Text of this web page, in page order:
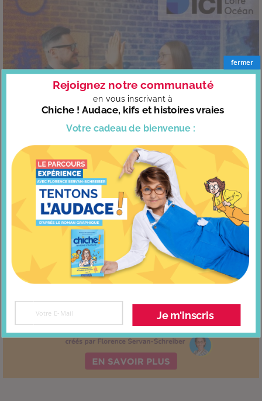
Interview : Bienvenue chez vous
Votre cadeaude bienvenue :
Rejoignez notre communauté
en vous inscrivant à
Chiche ! Audace, kifs et histoires vraies
Je m'inscris
fermer